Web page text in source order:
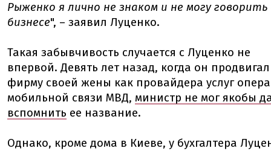
Рыженко я лично не знаком и не могу говорить
бизнесе", – заявил Луценко.
Такая забывчивость случается с Луценко не
впервой. Девять лет назад, когда он продвигал
фирму своей жены как провайдера услуг
мобильной связи МВД, министр не мог якобы
вспомнить ее название.
Однако, кроме дома в Киеве, у бухгалтера